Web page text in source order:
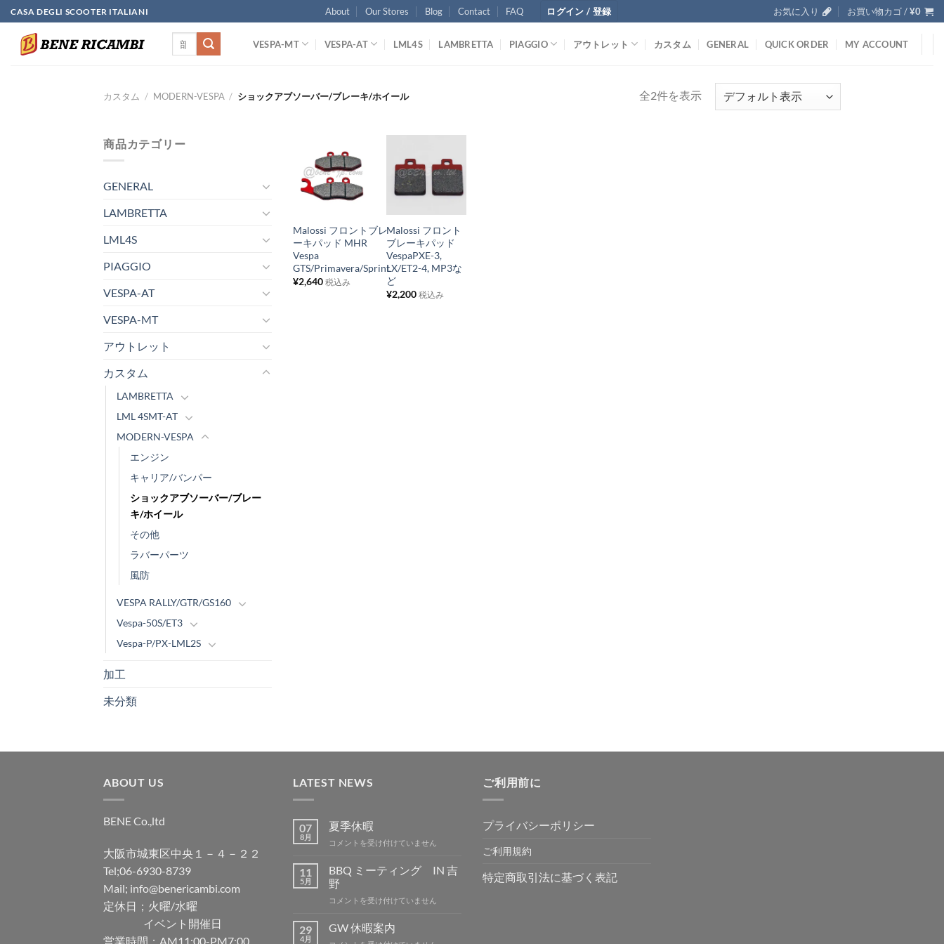
Skip
to
content
CASA DEGLI SCOOTER ITALIANI About Our Stores Blog Contact FAQ ログイン / 登録 お気に入り お買い物カゴ /¥0
VESPA-MT VESPA-AT LML4S LAMBRETTA PIAGGIO アウトレット カスタム GENERAL QUICK ORDER MY ACCOUNT
カスタム / MODERN-VESPA / ショックアブソーバー/ブレーキ/ホイール 全2件を表示
商品カテゴリー
GENERAL
LAMBRETTA
LML4S
PIAGGIO
VESPA-AT
VESPA-MT
アウトレット
カスタム
LAMBRETTA
LML 4SMT-AT
MODERN-VESPA
エンジン
キャリア/バンパー
ショックアブソーバー/ブレー
キ/ホイール
その他
ラバーパーツ
風防
VESPA RALLY/GTR/GS160
Vespa-50S/ET3
Vespa-P/PX-LML2S
加工
未分類
お
気
入
リ
ス
Malossi フロントブレ
ーキパッド MHR
Vespa
GTS/Primavera/Sprint
¥2,640 税込み
お
気
に
入
り
リ
Malossi フロント
ブレーキパッド
VespaPXE-3,
LX/ET2-4, MP3な
ど
¥2,200 税込み
ABOUT US
BENE Co.,ltd
大阪市城東区中央１－４－２２
Tel;06-6930-8739
Mail; info@benericambi.com
定休日；火曜/水曜
イベント開催日
営業時間；AM11:00-PM7:00
LATEST NEWS
07
8月
夏季休暇
夏
休
暇
は
コメントを受け付けていません
11
5月
BBQ ミーティング IN 吉
野
BBQ
ー
テ
コメントを受け付けていません
29
4月
GW 休暇案内
ご利用前に
プライバシーポリシー
ご利用規約
特定商取引法に基づく表記